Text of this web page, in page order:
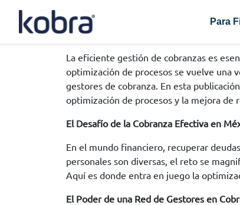
Para
La eficiente gestión de cobranzas es
optimización de procesos se vuelve una
gestores de cobranza. En esta
optimización de procesos y la mejora de
El Desafío de la Cobranza Efectiva en
En el mundo financiero, recuperar
personales son diversas, el reto se
Aquí es donde entra en juego la
El Poder de una Red de Gestores en